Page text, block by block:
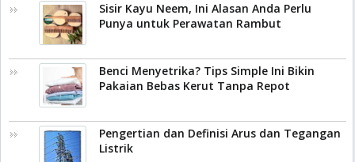
Sisir Kayu Neem, Ini Alasan Anda Perlu
Punya untuk Perawatan Rambut
Benci Menyetrika? Tips Simple Ini Bikin
Pakaian Bebas Kerut Tanpa Repot
Pengertian dan Definisi Arus dan Tegangan
Listrik